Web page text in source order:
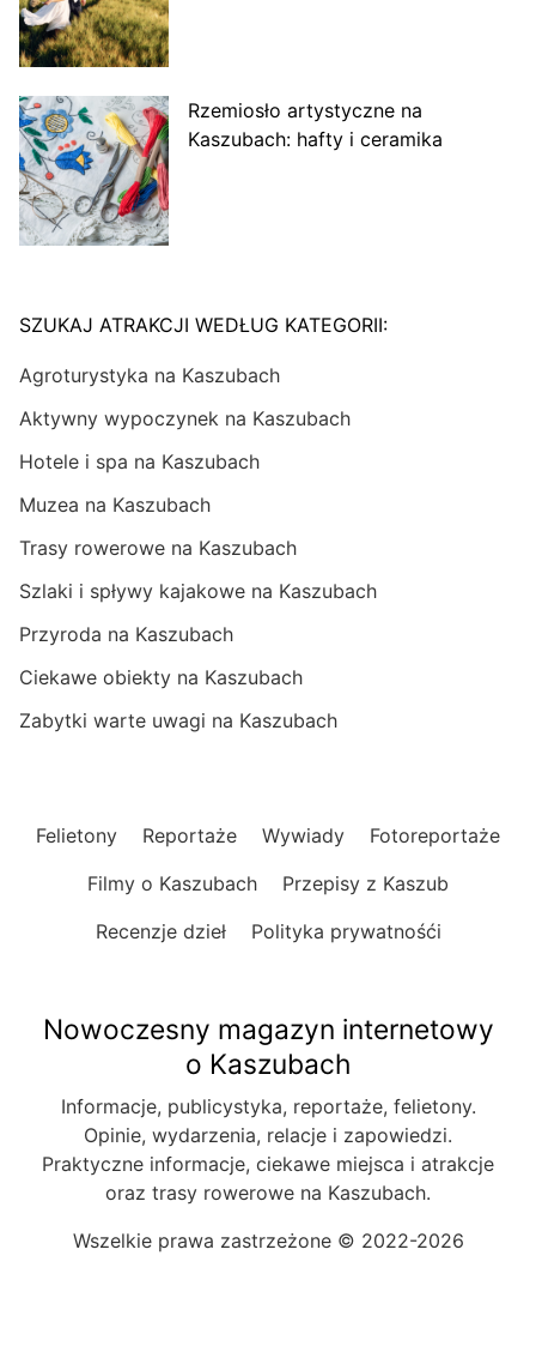
Rzemiosło artystyczne na
Kaszubach: hafty i ceramika
SZUKAJ ATRAKCJI WEDŁUG KATEGORII:
Agroturystyka na Kaszubach
Aktywny wypoczynek na Kaszubach
Hotele i spa na Kaszubach
Muzea na Kaszubach
Trasy rowerowe na Kaszubach
Szlaki i spływy kajakowe na Kaszubach
Przyroda na Kaszubach
Ciekawe obiekty na Kaszubach
Zabytki warte uwagi na Kaszubach
Felietony Reportaże Wywiady
Fotoreportaże
Filmy o Kaszubach
Przepisy z Kaszub
Recenzje dzieł
Polityka prywatnośći
Nowoczesny magazyn internetowy
o Kaszubach
Informacje, publicystyka, reportaże, felietony.
Opinie, wydarzenia, relacje i zapowiedzi.
Praktyczne informacje, ciekawe miejsca i atrakcje
oraz trasy rowerowe na Kaszubach.
Wszelkie prawa zastrzeżone © 2022-2026